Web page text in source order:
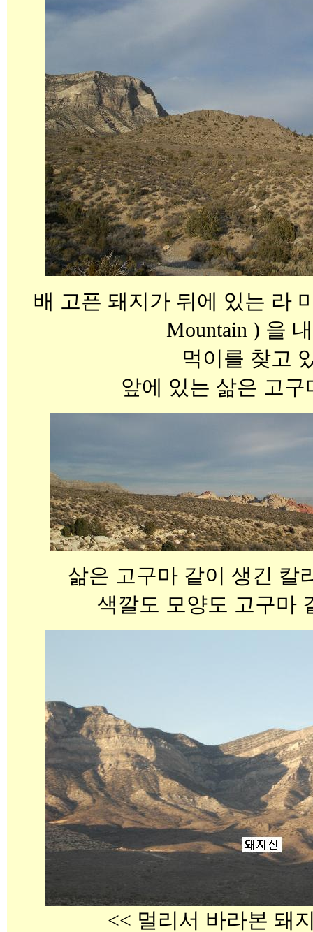
배 고픈 돼지가 뒤에 있는 라
Mountain ) 을
먹이를 찾고
앞에 있는 삶은 고구
삶은 고구마 같이 생긴 칼
색깔도 모양도 고구마
<< 멀리서 바라본 돼